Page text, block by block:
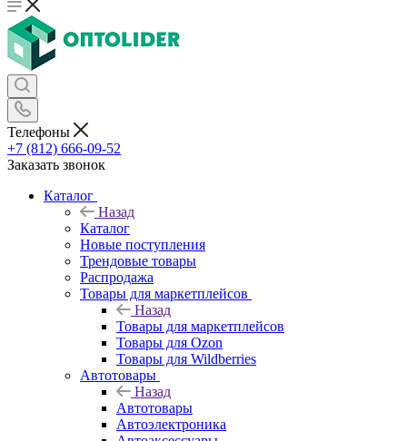
Телефоны
+7 (812) 666-09-52
Заказать звонок
Каталог
Назад
Каталог
Новые поступления
Трендовые товары
Распродажа
Товары для маркетплейсов
Назад
Товары для маркетплейсов
Товары для Ozon
Товары для Wildberries
Автотовары
Назад
Автотовары
Автоэлектроника